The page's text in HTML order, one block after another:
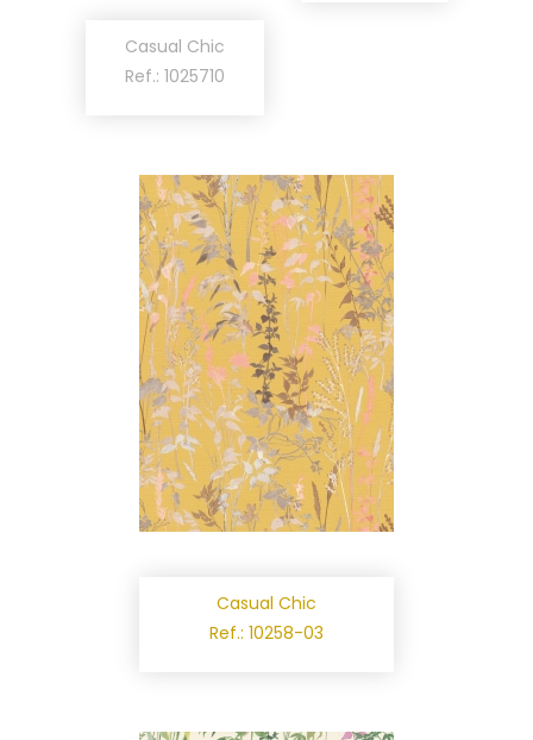
Casual Chic
Ref.: 1025710
Casual Chic
Ref.: 10258-03